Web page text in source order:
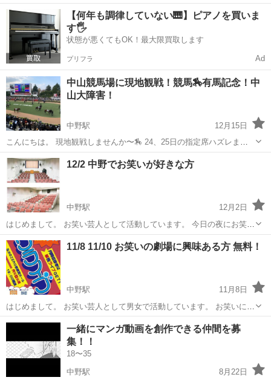
援制度＆受験・研修費の実費負担あり！(規定あり) 2）着実にキャリア
を磨けるでステップアップフィールドが充実！ 3）他社講座も受講
OK！ 《入社後サポ...
東京 中野区 中野駅 介護
【何年も調律していない🎹】ピアノを買いま
す🖐️
状態が悪くてもOK！最大限買取します
プリフラ Ad
中山競馬場に現地観戦！競馬🏇有馬記念！中
山大障害！
中野駅
12月15日
こんにちは。 現地観戦しませんか〜🏇 24、25日の指定席ハズレまし
た😭 入場券抽選申し込みました！ 目の前で迫力あるサラブレッドの
走りを間近で見ると興奮しますよ！ 馬券買うのも良しグルメを楽しむ
のも良しぶらぶらするのも良し...
東京 中野区 中野駅 その他 競馬
12/2 中野でお笑いが好きな方
中野駅
12月2日
はじめまして。 お笑い芸人として活動しています。 今日の夜にお笑い
が好きな方がいたら お笑いを見ませんか？？ 芸人として活動している
ためお笑い好きなお友達も募集しています。 場所はなかのZERO視聴
覚ホール 19時から...
東京 中野区 その他 お笑い
11/8 11/10 お笑いの劇場に興味ある方 無料！
中野駅
11月8日
はじめまして。 お笑い芸人として男女で活動しています。 お笑いに興
味のある方でお笑いを見に行きませんか？ 日程は11/8(火)と11/10(木)
19時からで 場所はなかのZERO視聴覚ホール、 なんと無料です！ 芸
人...
東京 中野区 中野駅 その他 お笑い
一緒にマンガ動画を創作できる仲間を募
集！！
18〜35
中野駅
8月22日